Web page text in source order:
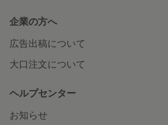
企業の方へ
広告出稿について
大口注文について
ヘルプセンター
お知らせ